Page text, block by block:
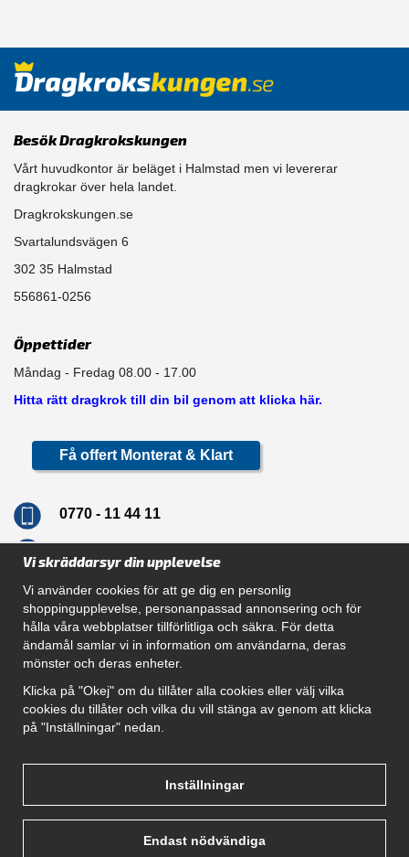
Besök Dragkrokskungen
Vårt huvudkontor är beläget i Halmstad men vi levererar
dragkrokar över hela landet.
Dragkrokskungen.se
Svartalundsvägen 6
302 35 Halmstad
556861-0256
Öppettider
Måndag - Fredag 08.00 - 17.00
Hitta rätt dragkrok till din bil genom att klicka här.
Få offert Monterat & Klart
0770 - 11 44 11
Navigation
Hur beställer jag
Gör Det Själv Paket
Montera dragkrok
SUPPORT
Villkor
Vi skräddarsyr din upplevelse
Vi använder cookies för att ge dig en personlig
shoppingupplevelse, personanpassad annonsering och för
hålla våra webbplatser tillförlitliga och säkra. För detta
ändamål samlar vi in information om användarna, deras
mönster och deras enheter.
Klicka på "Okej" om du tillåter alla cookies eller välj vilka
cookies du tillåter och vilka du vill stänga av genom att klicka
på "Inställningar" nedan.
Inställningar
Endast nödvändiga